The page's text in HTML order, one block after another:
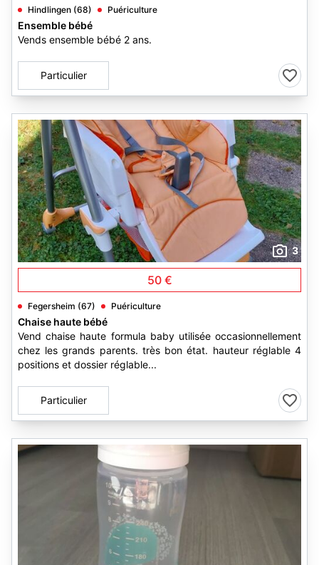
Hindlingen (68) Puériculture
Ensemble bébé
Vends ensemble bébé 2 ans.
Particulier
3
50 €
Fegersheim (67) Puériculture
Chaise haute bébé
Vend chaise haute formula baby utilisée occasionnellement
chez les grands parents. très bon état. hauteur réglable 4
positions et dossier réglable...
Particulier